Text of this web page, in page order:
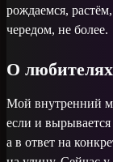
рождаемся,
чередом, не более.
О
Мой внутренний
если и
а в ответ на